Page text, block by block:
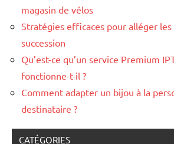
magasin de vélos
Stratégies efficaces pour alléger
succession
Qu’est-ce qu’un service Premium
fonctionne-t-il ?
Comment adapter un bijou à la
destinataire ?
CATÉGORIES